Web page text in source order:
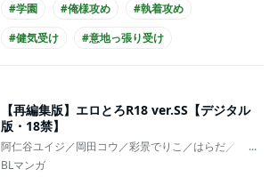
#学園
#俺様攻め
#執着攻め
#健気受け
#意地っ張り受け
【再編集版】エロとろR18 ver.SS【デジタル
版・18禁】
阿仁谷ユイジ／岡田コウ／彩景でりこ／はらだ／カシオ
...
BLマンガ